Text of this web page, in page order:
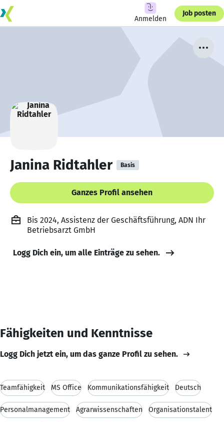
Anmelden
Job posten
Janina Ridtahler Basis
Ganzes Profil ansehen
Bis 2024, Assistenz der Geschäftsführung, ADN Ihr
Betriebsarzt GmbH
Logg Dich ein, um alle Einträge zu sehen.
Fähigkeiten und Kenntnisse
Logg Dich jetzt ein, um das ganze Profil zu sehen.
Teamfähigkeit MS Office Kommunikationsfähigkeit Deutsch
Personalmanagement Agrarwissenschaften Organisationstalent